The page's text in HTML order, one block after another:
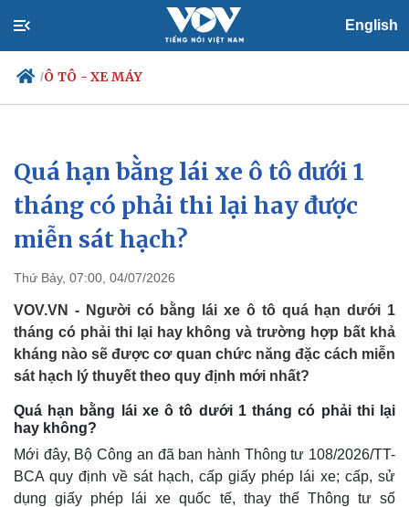
English
/Ô TÔ - XE MÁY
Chính trị
Đảng
Tổ chức nhân sự
Quốc hội
Xã hội
Tin 24h
Dự báo thời tiết
Quá hạn bằng lái xe ô tô dưới 1
tháng có phải thi lại hay được
miễn sát hạch?
Thứ Bảy, 07:00, 04/07/2026
VOV.VN - Người có bằng lái xe ô tô quá hạn dưới 1
tháng có phải thi lại hay không và trường hợp bất khả
kháng nào sẽ được cơ quan chức năng đặc cách miễn
sát hạch lý thuyết theo quy định mới nhất?
Quá hạn bằng lái xe ô tô dưới 1 tháng có phải thi lại
hay không?
Mới đây, Bộ Công an đã ban hành Thông tư 108/2026/TT-
BCA quy định về sát hạch, cấp giấy phép lái xe; cấp, sử
dụng giấy phép lái xe quốc tế, thay thế Thông tư số